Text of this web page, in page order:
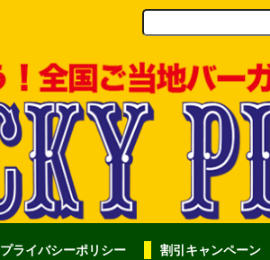
プライバシーポリシー 割引キャンペーン